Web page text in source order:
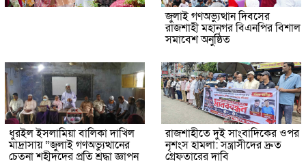
জুলাই গণঅভ্যুত্থান দিবসের
রাজশাহী মহানগর বিএনপির বিশাল
সমাবেশ অনুষ্ঠিত
ধুরইল ইসলামিয়া বালিকা দাখিল
মাদ্রাসায় “জুলাই গণঅভ্যুত্থানের
চেতনা শহীদদের প্রতি শ্রদ্ধা জ্ঞাপন
রাজশাহীতে দুই সাংবাদিকের ওপর
নৃশংস হামলা: সন্ত্রাসীদের দ্রুত
গ্রেফতারের দাবি